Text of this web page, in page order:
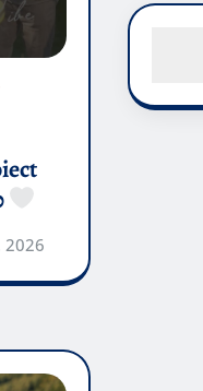
2026